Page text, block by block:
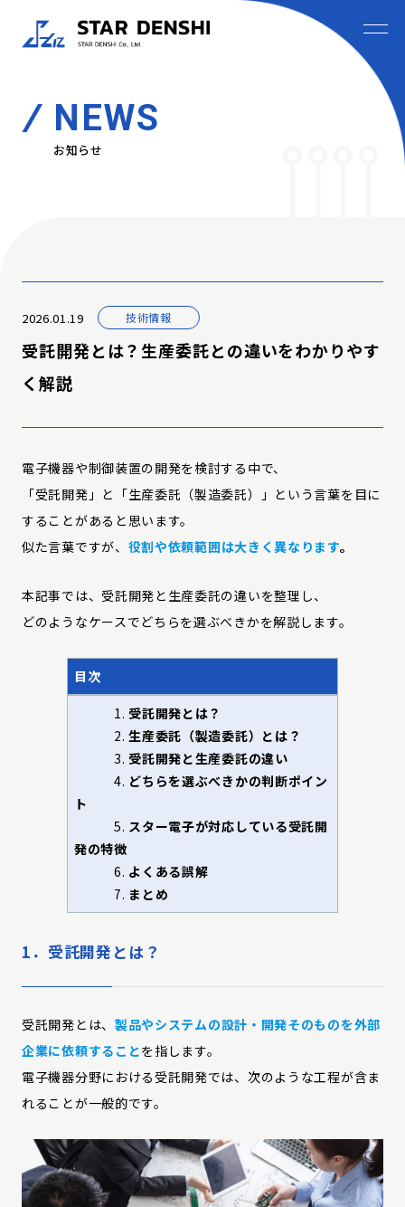
NEWS
お知らせ
2026.01.19 技術情報
受託開発とは？生産委託との違いをわかりやす
く解説
電子機器や制御装置の開発を検討する中で、
「受託開発」と「生産委託（製造委託）」という言葉を目に
することがあると思います。
似た言葉ですが、 役割や依頼範囲は大きく異なります。
本記事では、受託開発と生産委託の違いを整理し、
どのようなケースでどちらを選ぶべきかを解説します。
目次
1. 受託開発とは？
2.生産委託（製造委託）とは？
3. 受託開発と生産委託の違い
4. どちらを選ぶべきかの判断ポイン
ト
5. スター電子が対応している受託開
発の特徴
6. よくある誤解
7. まとめ
1．受託開発とは？
受託開発とは、 製品やシステムの設計・開発そのものを外部
企業に依頼することを指します。
電子機器分野における受託開発では、次のような工程が含ま
れることが一般的です。